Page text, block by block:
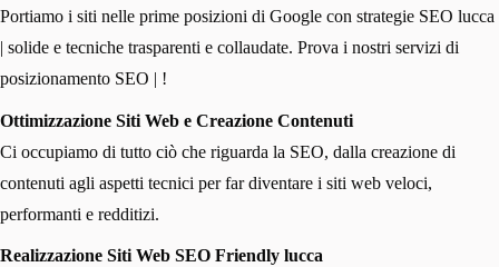
Portiamo i siti nelle prime posizioni di Google con strategie SEO lucca
| solide e tecniche trasparenti e collaudate. Prova i nostri servizi di
posizionamento SEO | !
Ottimizzazione Siti Web e Creazione Contenuti
Ci occupiamo di tutto ciò che riguarda la SEO, dalla creazione di
contenuti agli aspetti tecnici per far diventare i siti web veloci,
performanti e redditizi.
Realizzazione Siti Web SEO Friendly lucca